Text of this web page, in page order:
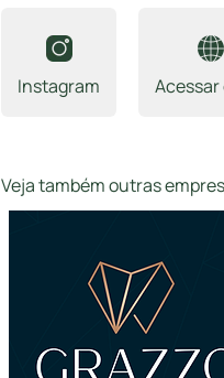
Instagram Acessar
Veja também outras